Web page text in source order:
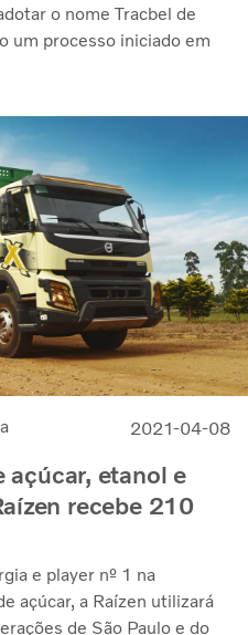
o nome Tracbel de
um processo iniciado em
2021-04-08
açúcar, etanol e
recebe 210
e player nº 1 na
açúcar, a Raízen utilizará
de São Paulo e do